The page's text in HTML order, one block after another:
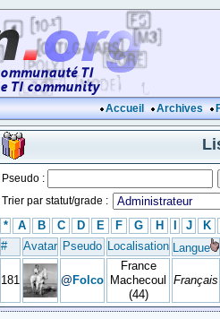
Accueil Archives
Pseudo :
Trier par statut/grade :
* A B C D E F G H J
K
#
Avatar Pseudo Localisation Langue
181 @ Folco
France
Machecoul
(44)
Français